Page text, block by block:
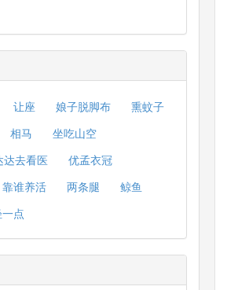
让座 娘子脱脚布
熏蚊子
相马
坐吃山空
达去看医
优孟衣冠
靠谁养活 两条腿
鲸鱼
点